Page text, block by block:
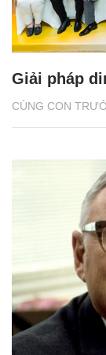
CÙNG CON
Giải pháp